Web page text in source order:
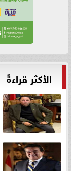
الأكثر قراءةً